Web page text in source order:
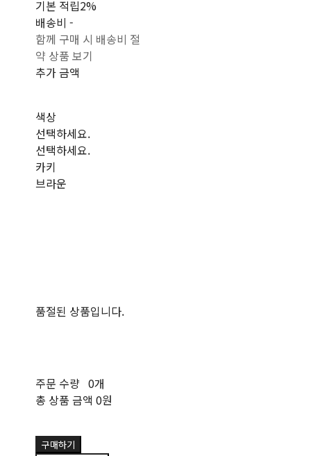
기본 적립2%
배송비-
함께 구매 시 배송비 절
약 상품 보기
추가 금액
색상
선택하세요.
선택하세요.
카키
브라운
품절된 상품입니다.
주문 수량 0개
총 상품 금액 0원
구매하기